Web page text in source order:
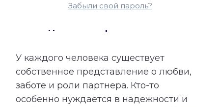
У каждого человека существует
собственное представление о любви,
заботе и роли партнера. Кто-то
особенно нуждается в надежности и
Забыли свой пароль?